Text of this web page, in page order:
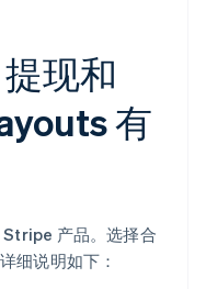
现和
有
产品。选择合
细说明如下：